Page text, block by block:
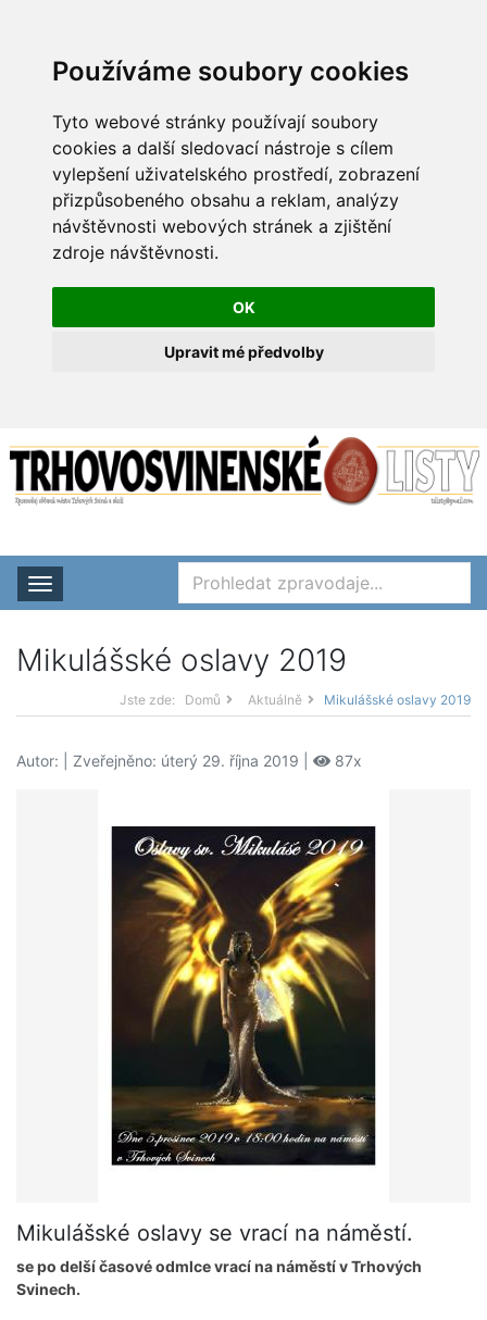
Používáme soubory cookies
Tyto webové stránky používají soubory
cookies a další sledovací nástroje s cílem
vylepšení uživatelského prostředí, zobrazení
přizpůsobeného obsahu a reklam, analýzy
návštěvnosti webových stránek a zjištění
zdroje návštěvnosti.
OK
Upravit mé předvolby
Rozbalit nabídku
Mikulášské oslavy 2019
Jste zde: Domů Aktuálně Mikulášské oslavy 2019
Autor: | Zveřejněno: úterý 29. října 2019 | 87x
Mikulášské oslavy se vrací na náměstí.
se po delší časové odmlce vrací na náměstí v Trhových
Svinech.